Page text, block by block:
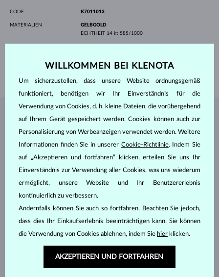
CODE K7011013
MATERIALIEN
GELBGOLD
ECHTHEIT 14 kt 585/1000
SCHMUCK AUS DEMKLENOTA ATELIER
WILLKOMMEN BEI KLENOTA
Um sicherzustellen, dass unsere Website ordnungsgemäß
funktioniert, benötigen wir Ihr Einverständnis für die
Verwendung von Cookies, d. h. kleine Dateien, die vorübergehend
auf Ihrem Gerät gespeichert werden. Cookies können auch zur
Personalisierung von Werbeanzeigen verwendet werden. Weitere
Informationen finden Sie in unserer Cookie-Richtlinie. Indem Sie
auf „Akzeptieren und fortfahren“ klicken, erteilen Sie uns Ihr
Einverständnis zur Verwendung aller Cookies, was uns wiederum
ermöglicht, unsere Website und Ihr Benutzererlebnis
kontinuierlich zu verbessern.
Andernfalls können Sie auch so fortfahren. Beachten Sie jedoch,
dass dies Ihr Einkaufserlebnis beeinträchtigen kann. Sie können
die Verwendung von Cookies ablehnen, indem Sie hier klicken.
AKZEPTIEREN UND FORTFAHREN